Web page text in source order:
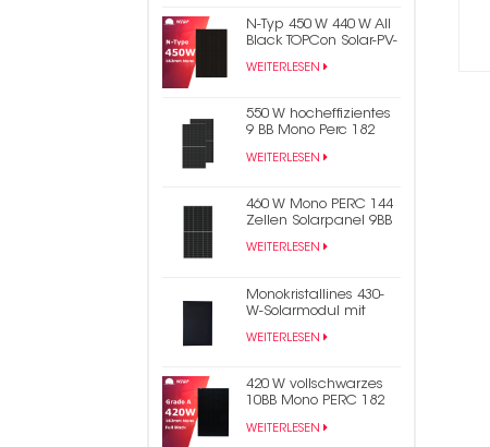
N-Typ 450 W 440 W All
Black TOPCon Solar-PV-
WEITERLESEN
550 W hocheffizientes
9 BB Mono Perc 182
Solarpanel
WEITERLESEN
460 W Mono PERC 144
Zellen Solarpanel 9BB
Panel
WEITERLESEN
Monokristallines 430-
W-Solarmodul mit
Schindeln
WEITERLESEN
420 W vollschwarzes
10BB Mono PERC 182
Solarpanel
WEITERLESEN